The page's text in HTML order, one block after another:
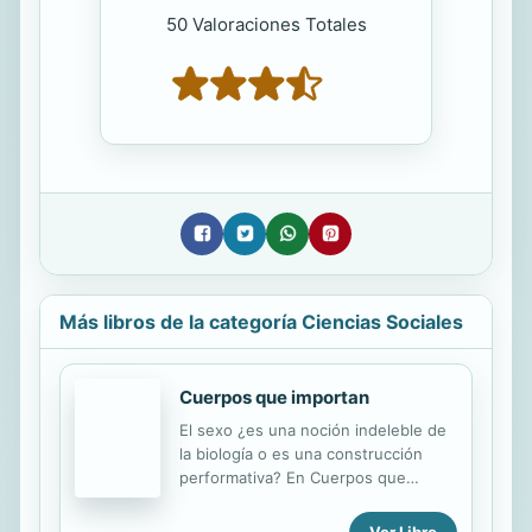
50 Valoraciones Totales
Más libros de la categoría Ciencias Sociales
Cuerpos que importan
El sexo ¿es una noción indeleble de
la biología o es una construcción
performativa? En Cuerpos que
reflexión iniciada en El género en